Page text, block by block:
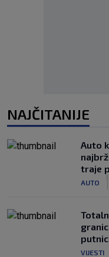
NAJČITANIJE
Auto
traje
AUTO
VIJESTI